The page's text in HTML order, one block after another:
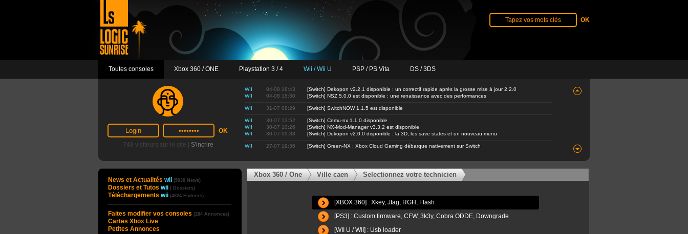
Toutes consoles Xbox 360 / ONE Playstation 3 / 4 Wii / Wii U PSP / PS Vita DS / 3DS
748 visiteurs sur le site | S'incrire
WII 04-08 18:43
[Switch] Dekopon v2.2.1 disponible : un correctif rapide après la grosse mise à jour 2.2.0
WII
04-08 18:30 [Switch] NSZ 5.0.0 est disponible : une renaissance avec des performances
WII 31-07 08:29 [Switch] SwitchNOW 1.1.5 est disponible
WII 30-07 13:52
[Switch] Cemu-nx 1.1.0 disponible
WII
30-07 10:26
[Switch] NX-Mod-Manager v3.3.2 est disponible
WII
30-07 09:38 [Switch] Dekopon v2.0.0 disponible : la 3D, les save states et un nouveau menu
WII 27-07 19:36 [Switch] Green-NX : Xbox Cloud Gaming débarque nativement sur Switch
News et Actualités wii (5030 News)
Dossiers et Tutos wii ( Dossiers)
Téléchargements wii (4824 Fichiers)
Faites modifier vos consoles (284 Annonces)
Cartes Xbox Live
Petites Annonces
Xbox 360 / One Ville caen Selectionnez votre technicien
[XBOX 360] : Xkey, Jtag, RGH, Flash
[PS3] : Custom firmware, CFW, 3k3y, Cobra ODDE, Downgrade
[WII U / WII] : Usb loader